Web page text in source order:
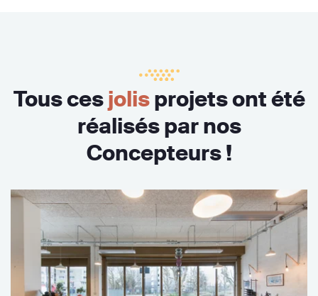
Tous cesjolisprojets ont été
réalisés par nos
Concepteurs !